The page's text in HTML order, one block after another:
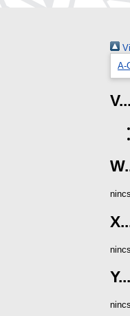
A-
V...
Y...